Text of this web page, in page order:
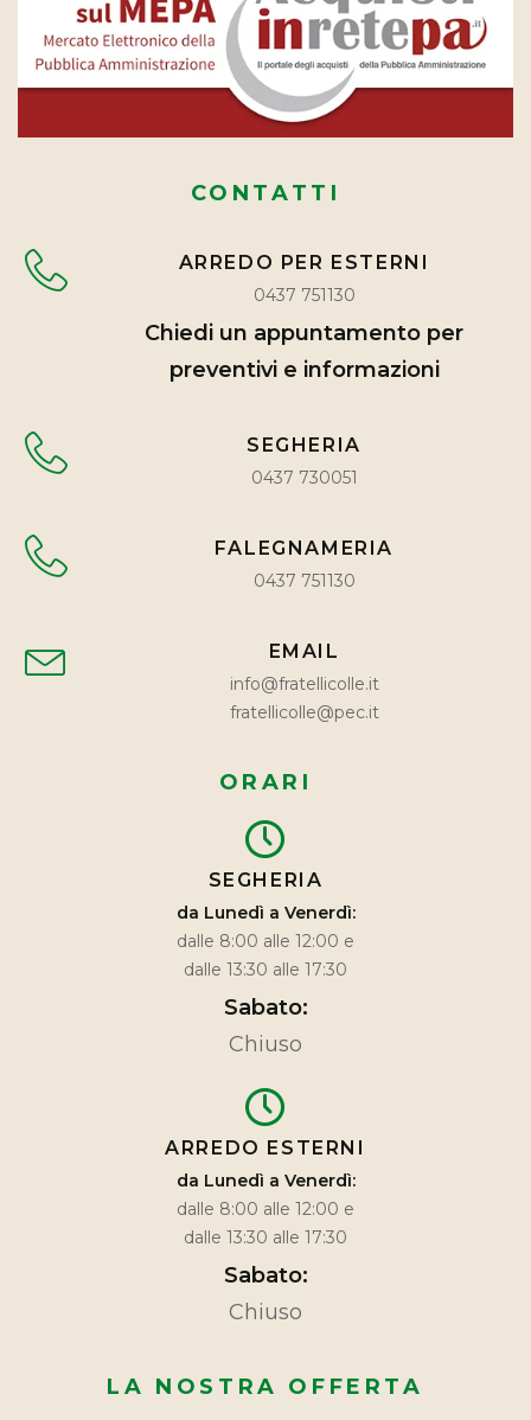
CONTATTI
ARREDO PER ESTERNI
0437 751130
Chiedi un appuntamento per
preventivi e informazioni
SEGHERIA
0437 730051
FALEGNAMERIA
0437 751130
EMAIL
info@fratellicolle.it
fratellicolle@pec.it
ORARI
SEGHERIA
da Lunedì a Venerdì:
dalle 8:00 alle 12:00 e
dalle 13:30 alle 17:30
Sabato:
Chiuso
ARREDO ESTERNI
da Lunedì a Venerdì:
dalle 8:00 alle 12:00 e
dalle 13:30 alle 17:30
Sabato:
Chiuso
LA NOSTRA OFFERTA